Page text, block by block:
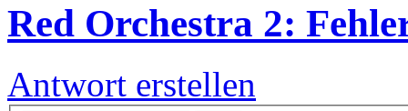
Red Orchestra 2:
Antwort erstellen